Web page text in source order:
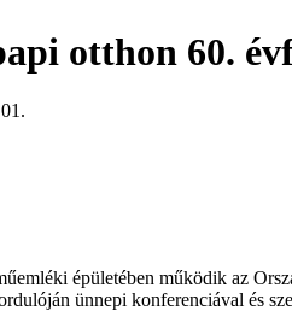
otthon 60.
épületében működik az
ünnepi konferenciával és